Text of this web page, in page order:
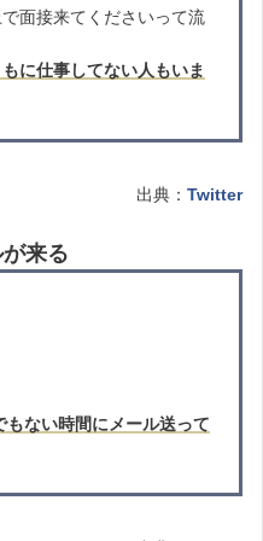
面接来てくださいって流
に仕事してない人もいま
出典： Twitter
来る
もない時間にメール送って